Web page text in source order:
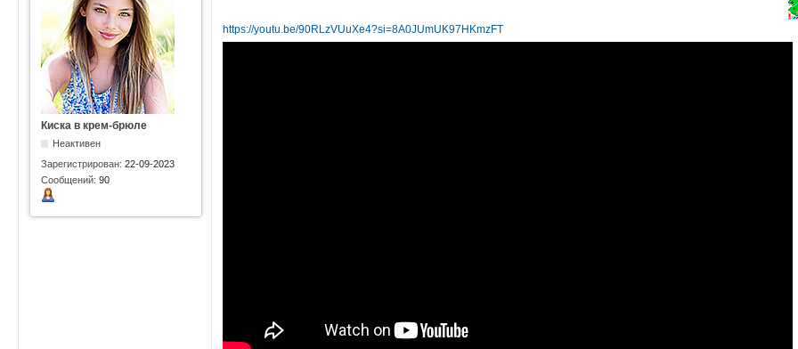
Киска в крем-брюле
Неактивен
Зарегистрирован:22-09-2023
Сообщений:90
https://youtu.be/90RLzVUuXe4?si=8A0JUmUK97HKmzFT